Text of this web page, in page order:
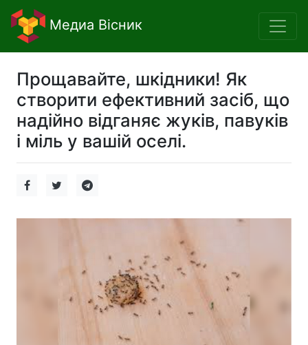
Медиа Вісник
Прощавайте, шкідники! Як
створити ефективний засіб, що
надійно відганяє жуків, павуків
і міль у вашій оселі.